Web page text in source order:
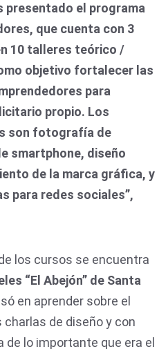
presentado el programa
que cuenta con 3
10 talleres teórico /
objetivo fortalecer las
para
propio. Los
son fotografía de
smartphone, diseño
de la marca gráfica, y
para redes sociales”,
los cursos se encuentra
“El Abejón” de Santa
en aprender sobre el
charlas de diseño y con
lo importante que era el